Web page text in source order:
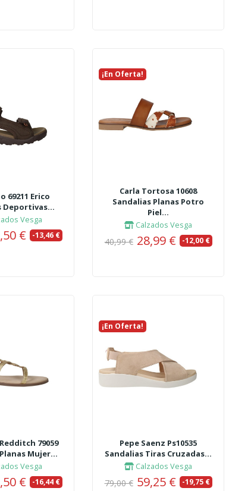
69211 Erico
Deportivas...
Vesga
€ -13,46 €
¡En Oferta!
Nuevo
Carla Tortosa 10608
Sandalias Planas Potro
Piel...
Calzados Vesga
40,99 € 28,99 € -12,00 €
79059
Mujer...
Vesga
€ -16,44 €
¡En Oferta!
Nuevo
Pepe Saenz Ps10535
Sandalias Tiras Cruzadas...
Calzados Vesga
79,00 € 59,25 € -19,75 €